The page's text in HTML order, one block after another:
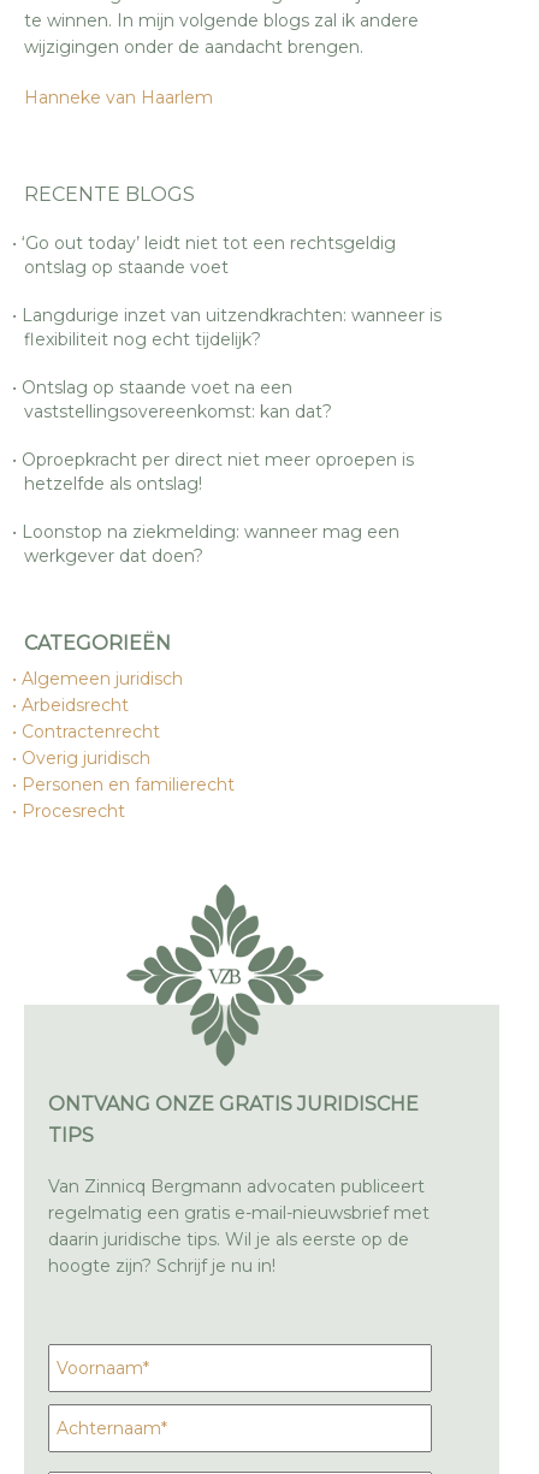
te winnen. In mijn volgende blogs zal ik andere
wijzigingen onder de aandacht brengen.
Hanneke van Haarlem
RECENTE BLOGS
‘Go out today’ leidt niet tot een rechtsgeldig
ontslag op staande voet
Langdurige inzet van uitzendkrachten: wanneer is
flexibiliteit nog echt tijdelijk?
Ontslag op staande voet na een
vaststellingsovereenkomst: kan dat?
Oproepkracht per direct niet meer oproepen is
hetzelfde als ontslag!
Loonstop na ziekmelding: wanneer mag een
werkgever dat doen?
CATEGORIEËN
Algemeen juridisch
Arbeidsrecht
Contractenrecht
Overig juridisch
Personen en familierecht
Procesrecht
ONTVANG ONZE GRATIS JURIDISCHE
TIPS
Van Zinnicq Bergmann advocaten publiceert
regelmatig een gratis e-mail-nieuwsbrief met
daarin juridische tips. Wil je als eerste op de
hoogte zijn? Schrijf je nu in!